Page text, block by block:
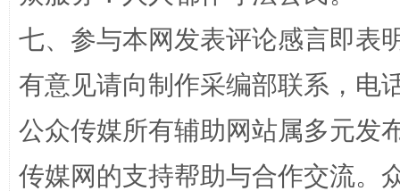
完善运行机制助力责任有效落实 一纸欠
七、参与本网发表评论感言即表
有意见请向制作采编部联系，电
公众传媒所有辅助网站属多元发
传媒网的支持帮助与合作交流。